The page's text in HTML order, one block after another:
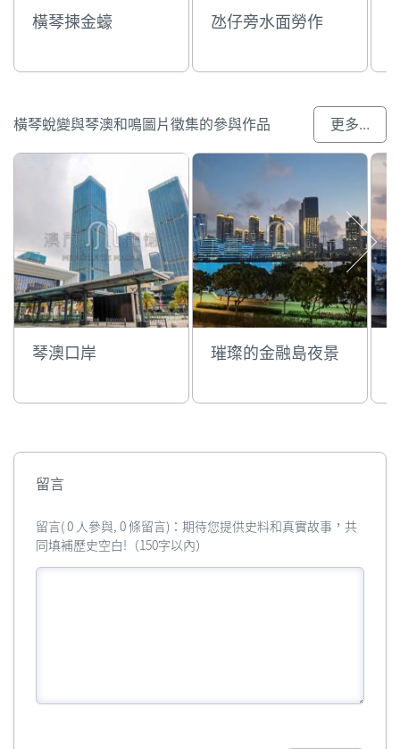
橫琴揀金蠔 氹仔旁水面勞作
橫琴蛻變與琴澳和鳴圖片徵集的參與作品 更多...
琴澳口岸 璀璨的金融島夜景
留言
留言( 0 人參與, 0 條留言)：期待您提供史料和真實故事，共
同填補歷史空白!（150字以內）